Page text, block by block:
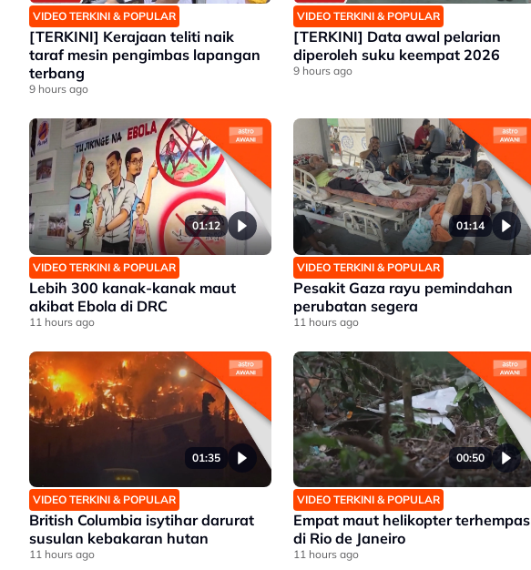
VIDEO TERKINI & POPULAR
[TERKINI] Kerajaan teliti naik
taraf mesin pengimbas lapangan
terbang
9 hours ago
VIDEO TERKINI & POPULAR
[TERKINI] Data awal pelarian
diperoleh suku keempat 2026
9 hours ago
01:12
VIDEO TERKINI & POPULAR
Lebih 300 kanak-kanak maut
akibat Ebola di DRC
11 hours ago
01:14
VIDEO TERKINI & POPULAR
Pesakit Gaza rayu pemindahan
perubatan segera
11 hours ago
01:35
VIDEO TERKINI & POPULAR
British Columbia isytihar darurat
susulan kebakaran hutan
11 hours ago
00:50
VIDEO TERKINI & POPULAR
Empat maut helikopter terhempas
di Rio de Janeiro
11 hours ago